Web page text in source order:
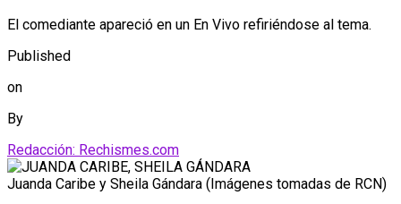
El comediante apareció en un En Vivo refiriéndose al tema.
Published
on
By
Redacción: Rechismes.com
Juanda Caribe y Sheila Gándara (Imágenes tomadas de RCN)